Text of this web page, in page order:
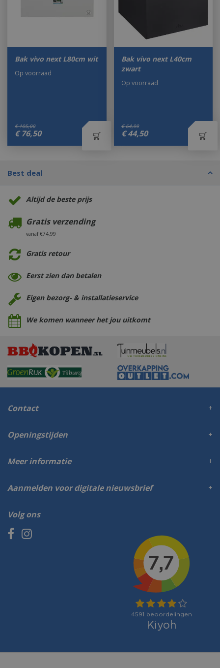
Bak vivo next L80cm wit
€ 105,00
€ 76,50
Op voorraad
Bak vivo next L40cm
zwart
€ 64,99
€ 44,50
Op voorraad
Best deal
Altijd de beste prijs
Gratis verzending
vanaf €74,99
Gratis retour
Eerst zien dan betalen
Eigen bezorg- & installatieservice
We komen wanneer het jou uitkomt
Contact
Volg ons
Openingstijden
Meer informatie
Aanmelden voor digitale nieuwsbrief